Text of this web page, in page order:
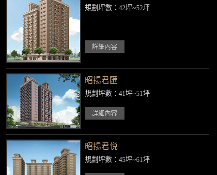
規劃坪數：42坪~52坪
詳細內容
昭揚君匯
規劃坪數：41坪~51坪
詳細內容
昭揚君悦
規劃坪數：45坪~61坪